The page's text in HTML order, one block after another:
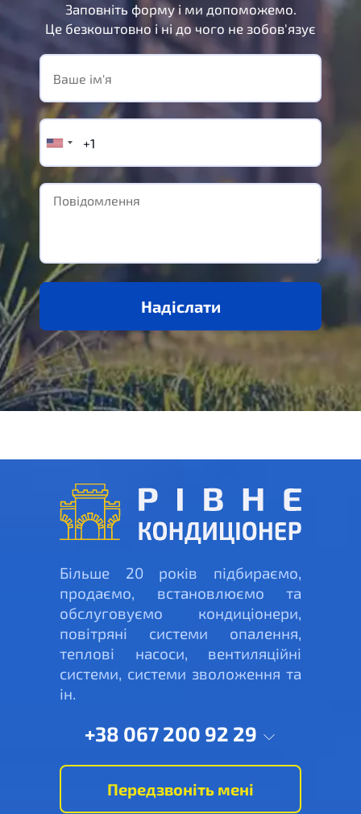
Заповніть форму і ми допоможемо.
Це безкоштовно і ні до чого не зобов'язує
Надіслати
Більше 20 років підбираємо,
продаємо, встановлюємо та
обслуговуємо кондиціонери,
повітряні системи опалення,
теплові насоси, вентиляційні
системи, системи зволоження та
ін.
+38 067 200 92 29
Передзвоніть мені